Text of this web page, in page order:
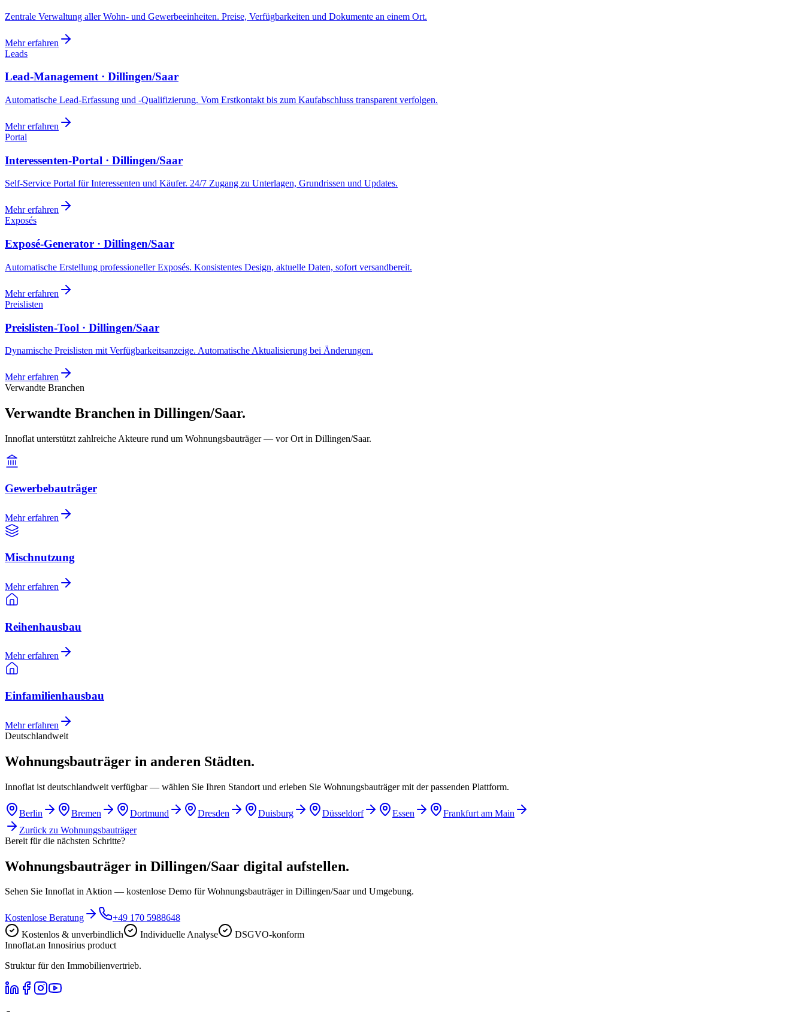
Zentrale Verwaltung aller Wohn- und Gewerbeeinheiten. Preise, Verfügbarkeiten und Dokumente an einem Ort.
Mehr erfahren
Leads
Lead-Management · Dillingen/Saar
Automatische Lead-Erfassung und -Qualifizierung. Vom Erstkontakt bis zum Kaufabschluss transparent verfolgen.
Mehr erfahren
Portal
Interessenten-Portal · Dillingen/Saar
Self-Service Portal für Interessenten und Käufer. 24/7 Zugang zu Unterlagen, Grundrissen und Updates.
Mehr erfahren
Exposés
Exposé-Generator · Dillingen/Saar
Automatische Erstellung professioneller Exposés. Konsistentes Design, aktuelle Daten, sofort versandbereit.
Mehr erfahren
Preislisten
Preislisten-Tool · Dillingen/Saar
Dynamische Preislisten mit Verfügbarkeitsanzeige. Automatische Aktualisierung bei Änderungen.
Mehr erfahren
Verwandte Branchen
Verwandte Branchen in Dillingen/Saar.
Innoflat unterstützt zahlreiche Akteure rund um Wohnungsbauträger — vor Ort in Dillingen/Saar.
Gewerbebauträger
Mehr erfahren
Mischnutzung
Mehr erfahren
Reihenhausbau
Mehr erfahren
Einfamilienhausbau
Mehr erfahren
Deutschlandweit
Wohnungsbauträger in anderen Städten.
Innoflat ist deutschlandweit verfügbar — wählen Sie Ihren Standort und erleben Sie Wohnungsbauträger mit der passenden Plattform.
Berlin Bremen Dortmund Dresden Duisburg Düsseldorf Essen
Frankfurt am Main
Zurück zu Wohnungsbauträger
Bereit für die nächsten Schritte?
Wohnungsbauträger in Dillingen/Saar digital aufstellen.
Sehen Sie Innoflat in Aktion — kostenlose Demo für Wohnungsbauträger in Dillingen/Saar und Umgebung.
Kostenlose Beratung
+49 170 5988648
Kostenlos & unverbindlich
Individuelle Analyse
DSGVO-konform
Innoflat.an Innosirius product
Struktur für den Immobilienvertrieb.